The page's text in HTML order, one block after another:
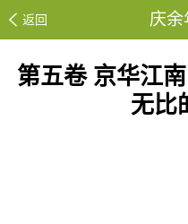
返回 庆余
第五卷 京华江
无比